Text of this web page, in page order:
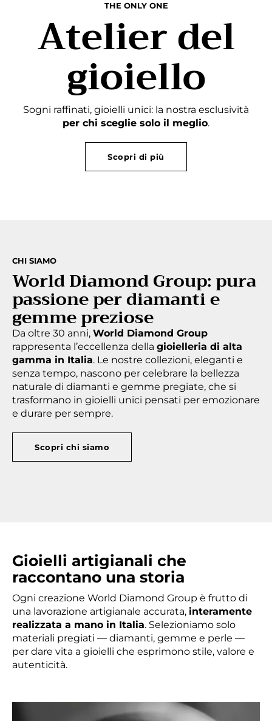
THE ONLY ONE
Atelier del
gioiello
Sogni raffinati, gioielli unici: la nostra esclusività
per chi sceglie solo il meglio.
Scopri di più
CHI SIAMO
World Diamond Group: pura
passione per diamanti e
gemme preziose
Da oltre 30 anni, World Diamond Group
rappresenta l’eccellenza della gioielleria di alta
gamma in Italia. Le nostre collezioni, eleganti e
senza tempo, nascono per celebrare la bellezza
naturale di diamanti e gemme pregiate, che si
trasformano in gioielli unici pensati per emozionare
e durare per sempre.
Scopri chi siamo
Gioielli artigianali che
raccontano una storia
Ogni creazione World Diamond Group è frutto di
una lavorazione artigianale accurata, interamente
realizzata a mano in Italia. Selezioniamo solo
materiali pregiati — diamanti, gemme e perle —
per dare vita a gioielli che esprimono stile, valore e
autenticità.